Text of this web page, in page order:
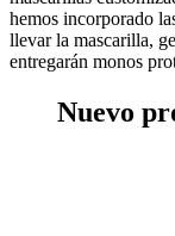
hemos incorporado
llevar la mascarilla,
entregarán monos
Nuevo